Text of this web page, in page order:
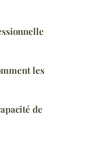
les
de